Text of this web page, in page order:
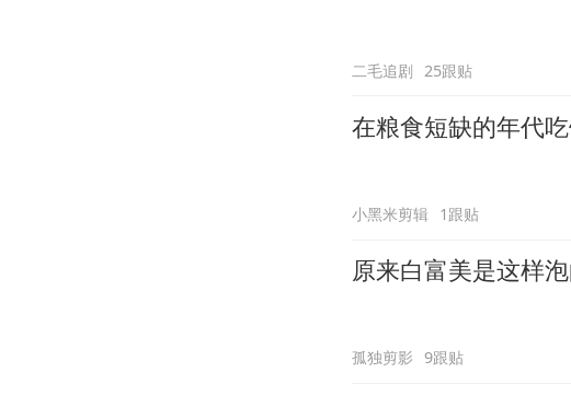
二毛追剧 25跟贴
在粮食短缺的年代
小黑米剪辑 1跟贴
原来白富美是这样
孤独剪影 9跟贴